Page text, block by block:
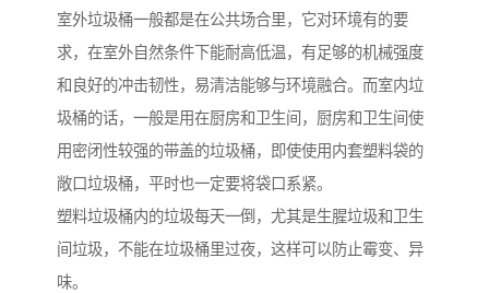
室外垃圾桶一般都是在公共场合里，它对环境有的要
求，在室外自然条件下能耐高低温，有足够的机械强度
和良好的冲击韧性，易清洁能够与环境融合。而室内垃
圾桶的话，一般是用在厨房和卫生间，厨房和卫生间使
用密闭性较强的带盖的垃圾桶，即使使用内套塑料袋的
敞口垃圾桶，平时也一定要将袋口系紧。
塑料垃圾桶内的垃圾每天一倒，尤其是生腥垃圾和卫生
间垃圾，不能在垃圾桶里过夜，这样可以防止霉变、异
味。